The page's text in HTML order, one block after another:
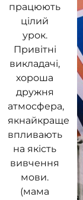
працюють
цілий
урок.
Привітні
викладачі,
хороша
дружня
атмосфера,
якнайкраще
впливають
на якість
вивчення
мови.
(мама